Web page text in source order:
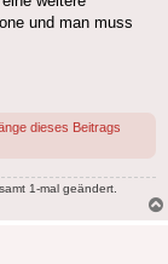
und man muss
dieses Beitrags
1-mal geändert.